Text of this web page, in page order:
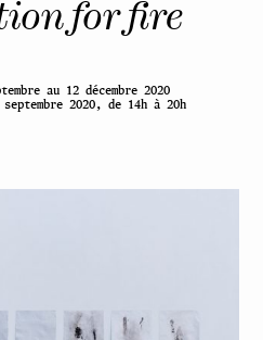
for fire
au 12 décembre 2020
2020, de 14h à 20h